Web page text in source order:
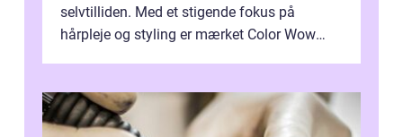
selvtilliden. Med et stigende fokus på
hårpleje og styling er mærket Color Wow